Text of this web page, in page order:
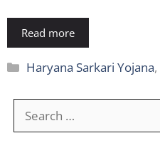
Read more
Categories
Haryana Sarkari Yojana,
for: